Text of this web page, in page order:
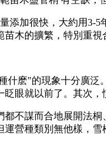
添加很快，大約用
木的擴繁，特別重
什麽"的現象十分廣
眼就以前了。其次，
不謀而合地展開法
營種類別無他樣，